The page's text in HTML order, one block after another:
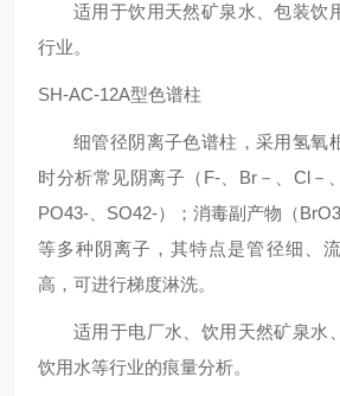
适用于饮用天然矿泉水、包装饮
行业。
SH-AC-12A型色谱柱
细管径阴离子色谱柱，采用氢氧
时分析常见阴离子（F-、Br－、Cl－
PO43-、SO42-）；消毒副产物（
等多种阴离子，其特点是管径细、
高，可进行梯度淋洗。
适用于电厂水、饮用天然矿泉水
饮用水等行业的痕量分析。